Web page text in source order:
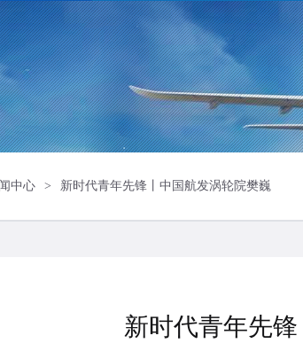
中心 > 新时代青年先锋丨中国航发涡轮院樊巍
新时代青年先